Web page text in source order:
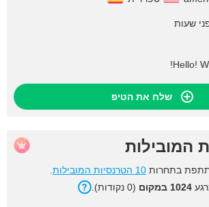
Hello!
שלח את הטיפ
בתחרות 10 הטרנסיות המובילות
1024 במקום (0 נקודות).